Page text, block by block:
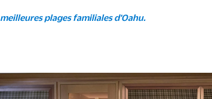
meilleures plages familiales d'Oahu.